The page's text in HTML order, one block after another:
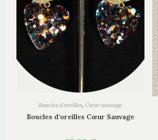
Boucles d'oreilles, Cœur sauvage
Boucles d’oreilles Cœur Sauvage